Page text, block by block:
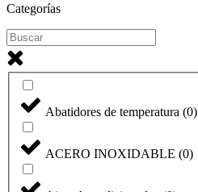
Categorías
Abatidores de temperatura (0)
ACERO INOXIDABLE (0)